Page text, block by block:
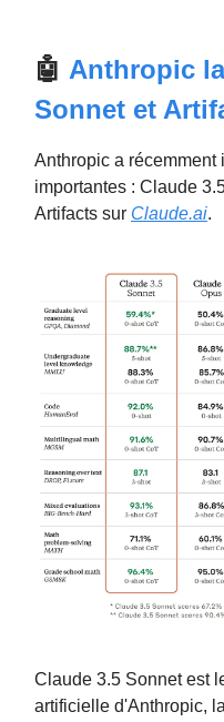
🤖 Anthropic
Sonnet et
Anthropic a récemment
importantes : Claude
Artifacts sur Claude.ai.
Claude 3.5 Sonnet est
artificielle d'Anthropic,